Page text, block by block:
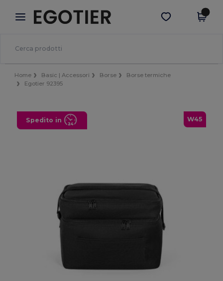
× App Egotier
Prezzi migliori sull'app!
Scarica app
Home Basic | Accessori Borse
Borse termiche
Egotier 92395
W45
Spedito in